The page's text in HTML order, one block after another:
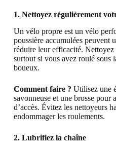
1. Nettoyez régulièrement
Un vélo propre est un vélo
poussière accumulées peuvent
réduire leur efficacité.
surtout si vous avez roulé sous
boueux.
Comment faire ? Utilisez une
savonneuse et une brosse pour
d’accès. Évitez les nettoyeurs
endommager les roulements.
2. Lubrifiez la chaîne